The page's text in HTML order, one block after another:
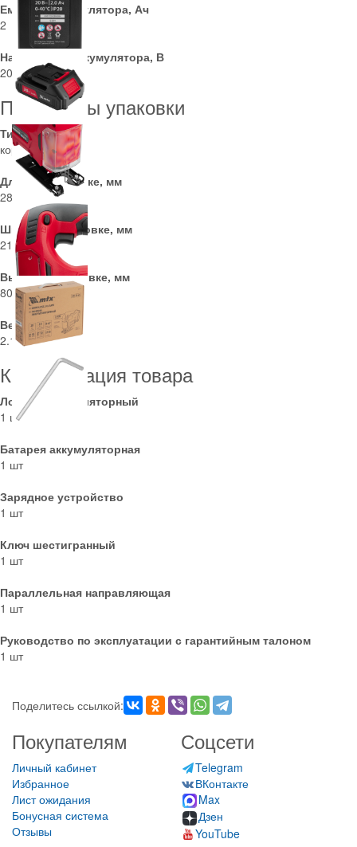
Емкость аккумулятора, Ач
2
Напряжение аккумулятора, В
20
Параметры упаковки
Тип упаковки
коробка
Длина в упаковке, мм
285
Ширина в упаковке, мм
215
Высота в упаковке, мм
80
Вес (брутто), кг
2.14
Комплектация товара
Лобзик аккумуляторный
1 шт
Батарея аккумуляторная
1 шт
Зарядное устройство
1 шт
Ключ шестигранный
1 шт
Параллельная направляющая
1 шт
Руководство по эксплуатации с гарантийным талоном
1 шт
Поделитесь ссылкой:
Покупателям
Личный кабинет
Избранное
Лист ожидания
Бонусная система
Отзывы
Соцсети
Telegram
ВКонтакте
Max
Дзен
YouTube